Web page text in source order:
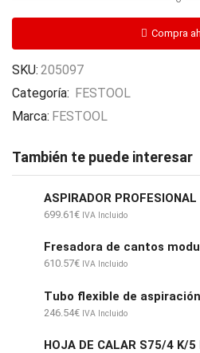
RAPIDO
60
CE
cantidad
Compra
SKU: 205097
Categoría: FESTOOL
Marca: FESTOOL
También te puede interesar
ASPIRADOR
699.61€ IVA Incluido
610.57€ IVA Incluido
Tubo flexible de
246.54€ IVA Incluido
HOJA DE CALAR S75/4 K/5